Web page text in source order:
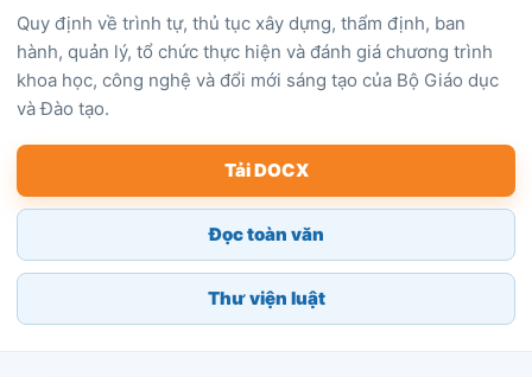
Quy định về trình tự, thủ tục xây dựng, thẩm định, ban
hành, quản lý, tổ chức thực hiện và đánh giá chương trình
khoa học, công nghệ và đổi mới sáng tạo của Bộ Giáo dục
và Đào tạo.
Tải DOCX
Đọc toàn văn
Thư viện luật